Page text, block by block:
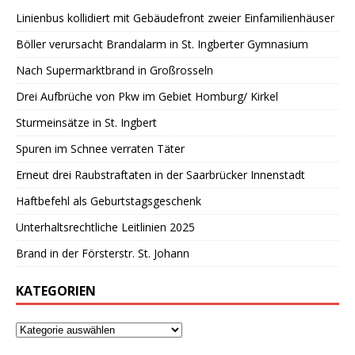
Linienbus kollidiert mit Gebäudefront zweier Einfamilienhäuser
Böller verursacht Brandalarm in St. Ingberter Gymnasium
Nach Supermarktbrand in Großrosseln
Drei Aufbrüche von Pkw im Gebiet Homburg/ Kirkel
Sturmeinsätze in St. Ingbert
Spuren im Schnee verraten Täter
Erneut drei Raubstraftaten in der Saarbrücker Innenstadt
Haftbefehl als Geburtstagsgeschenk
Unterhaltsrechtliche Leitlinien 2025
Brand in der Försterstr. St. Johann
KATEGORIEN